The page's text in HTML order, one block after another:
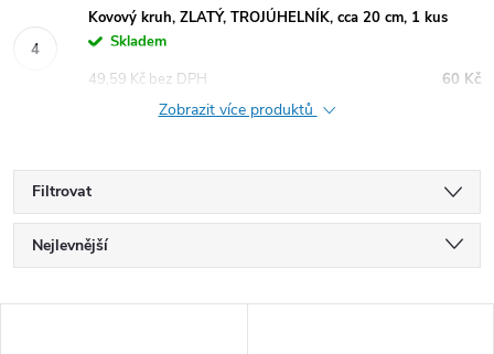
Kovový kruh, ZLATÝ, TROJÚHELNÍK, cca 20 cm, 1 kus
Skladem
60 Kč
49,59 Kč bez DPH
Zobrazit více produktů
Filtrovat
Ř
a
Nejlevnější